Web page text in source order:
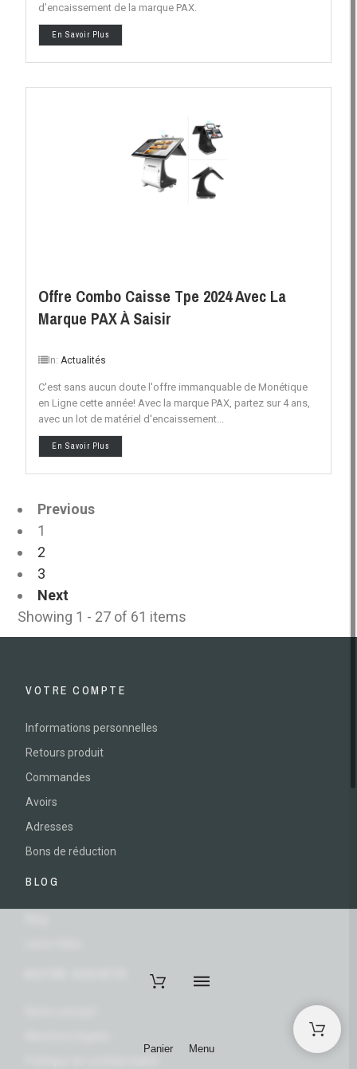
d’encaissement de la marque PAX.
En Savoir Plus
Offre Combo Caisse Tpe 2024 Avec La
Marque PAX À Saisir
In:Actualités
C'est sans aucun doute l'offre immanquable de Monétique
en Ligne cette année! Avec la marque PAX, partez sur 4 ans,
avec un lot de matériel d'encaissement...
En Savoir Plus
Previous
1
2
3
Next
Showing 1 - 27 of 61 items
VOTRE COMPTE
Informations personnelles
Retours produit
Commandes
Avoirs
Adresses
Bons de réduction
BLOG
Panier Menu